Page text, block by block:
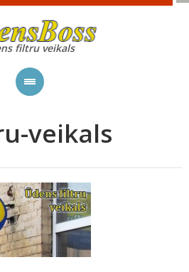
filtru veikals
veikals